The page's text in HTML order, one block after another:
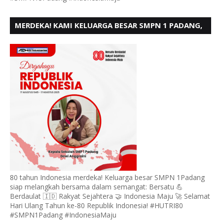
MERDEKA! KAMI KELUARGA BESAR SMPN 1 PADANG,
80 tahun Indonesia merdeka! Keluarga besar SMPN 1Padang
siap melangkah bersama dalam semangat: Bersatu 💪
Berdaulat 🇮🇩 Rakyat Sejahtera 🤝 Indonesia Maju 🚀 Selamat
Hari Ulang Tahun ke-80 Republik Indonesia! #HUTRI80
#SMPN1Padang #IndonesiaMaju